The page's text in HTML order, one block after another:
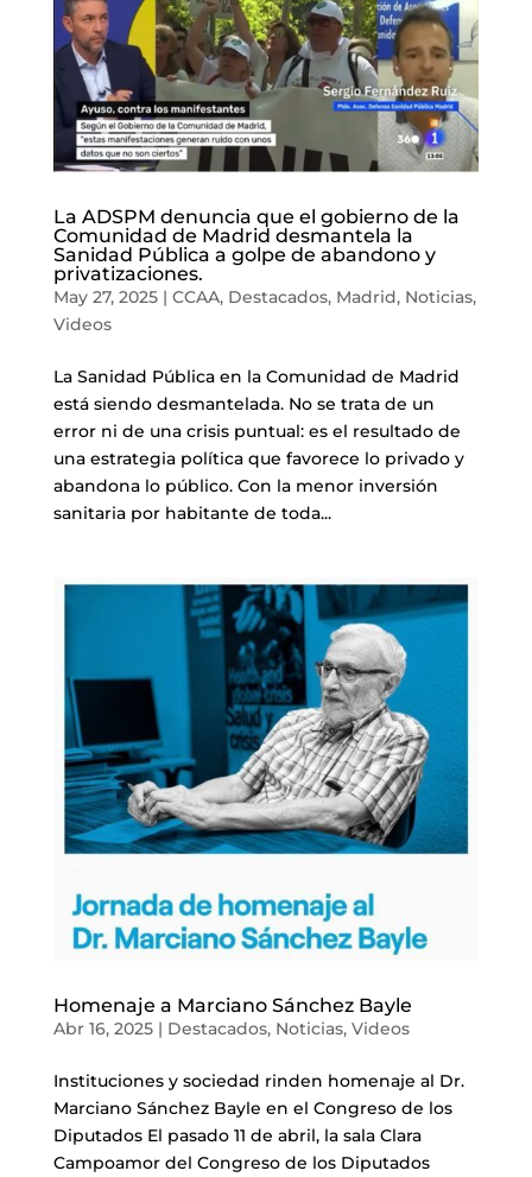
La ADSPM denuncia que el gobierno de la
Comunidad de Madrid desmantela la
Sanidad Pública a golpe de abandono y
privatizaciones.
May 27, 2025| CCAA, Destacados, Madrid, Noticias,
Videos
La Sanidad Pública en la Comunidad de Madrid
está siendo desmantelada. No se trata de un
error ni de una crisis puntual: es el resultado de
una estrategia política que favorece lo privado y
abandona lo público. Con la menor inversión
sanitaria por habitante de toda...
Homenaje a Marciano Sánchez Bayle
Abr 16, 2025| Destacados, Noticias, Videos
Instituciones y sociedad rinden homenaje al Dr.
Marciano Sánchez Bayle en el Congreso de los
Diputados El pasado 11 de abril, la sala Clara
Campoamor del Congreso de los Diputados